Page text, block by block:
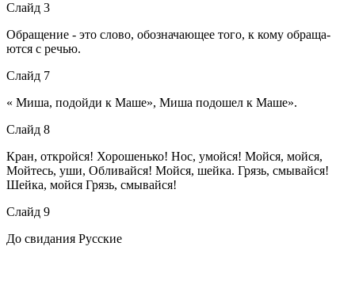
Слайд 3
Обращение - это слово, обозначающее того, к кому обраща­
ются с речью.
Слайд 7
« Миша, подойди к Маше», Миша подошел к Маше».
Слайд 8
Кран, откройся! Хорошенько! Нос, умойся! Мойся, мойся,
Мойтесь, уши, Обливайся! Мойся, шейка. Грязь, смывайся!
Шейка, мойся Грязь, смывайся!
Слайд 9
До свидания Русские